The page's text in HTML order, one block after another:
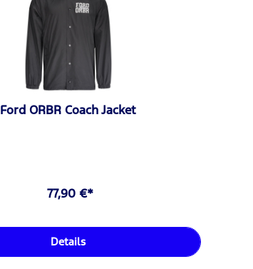
Ford ORBR Coach Jacket
77,90 €*
Details